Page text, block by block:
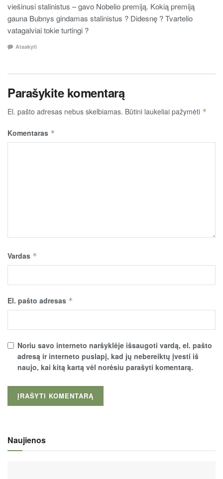
viešinusi stalinistus – gavo Nobelio premiją. Kokią premiją
gauna Bubnys gindamas stalinistus ? Didesnę ? Tvartelio
vatagalviai tokie turtingi ?
Atsakyti
Parašykite komentarą
El. pašto adresas nebus skelbiamas. Būtini laukeliai pažymėti *
Komentaras *
Vardas *
El. pašto adresas *
Noriu savo interneto naršyklėje išsaugoti vardą, el. pašto
adresą ir interneto puslapį, kad jų nebereiktų įvesti iš
naujo, kai kitą kartą vėl norėsiu parašyti komentarą.
Naujienos